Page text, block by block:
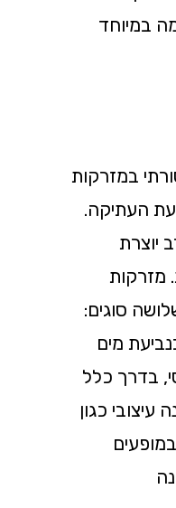
במיוחד
במזרקות
העתיקה.
יוצרת
מזרקות
סוגים:
מים
בדרך כלל
כגון